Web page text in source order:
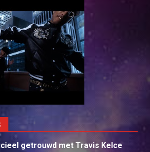
getrouwd met Travis Kelce